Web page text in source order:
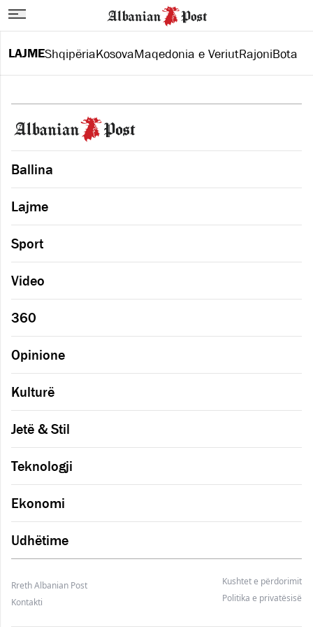
LAJMEShqipëriaKosovaMaqedonia e VeriutRajoniBota
Ballina
Lajme
Sport
Video
360
Opinione
Kulturë
Jetë & Stil
Teknologji
Ekonomi
Udhëtime
Rreth Albanian Post
Kushtet e përdorimit
Kontakti
Politika e privatësisë